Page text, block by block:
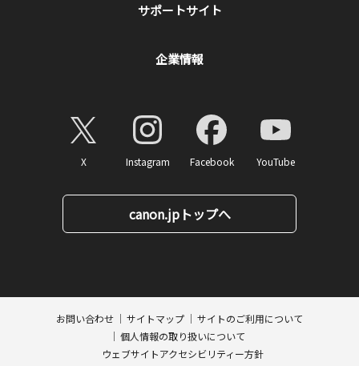
サポートサイト
企業情報
X Instagram Facebook YouTube
canon.jpトップへ
お問い合わせ サイトマップ
サイトのご利用について
個人情報の取り扱いについて
ウェブサイトアクセシビリティー方針